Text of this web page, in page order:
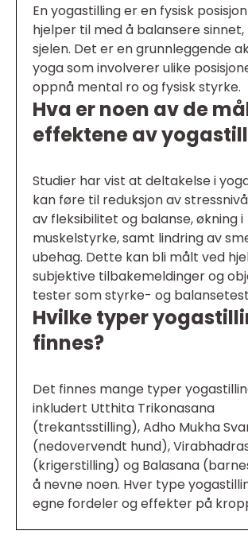
En yogastilling er en fysisk
hjelper til med å balansere
sjelen. Det er en grunnleggende
yoga som involverer ulike
oppnå mental ro og fysisk styrke.
Hva er noen av de
effektene av
Studier har vist at deltakelse i
kan føre til reduksjon av
av fleksibilitet og balanse, økning i
muskelstyrke, samt lindring av
ubehag. Dette kan bli målt ved
subjektive tilbakemeldinger og
tester som styrke- og
Hvilke typer
finnes?
Det finnes mange typer
inkludert Utthita Trikonasana
(trekantsstilling), Adho Mukha
(nedovervendt hund),
(krigerstilling) og Balasana
å nevne noen. Hver type
egne fordeler og effekter på